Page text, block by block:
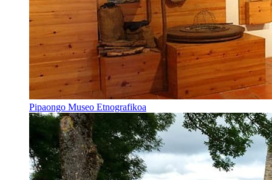
Pipaongo Museo Etnografikoa